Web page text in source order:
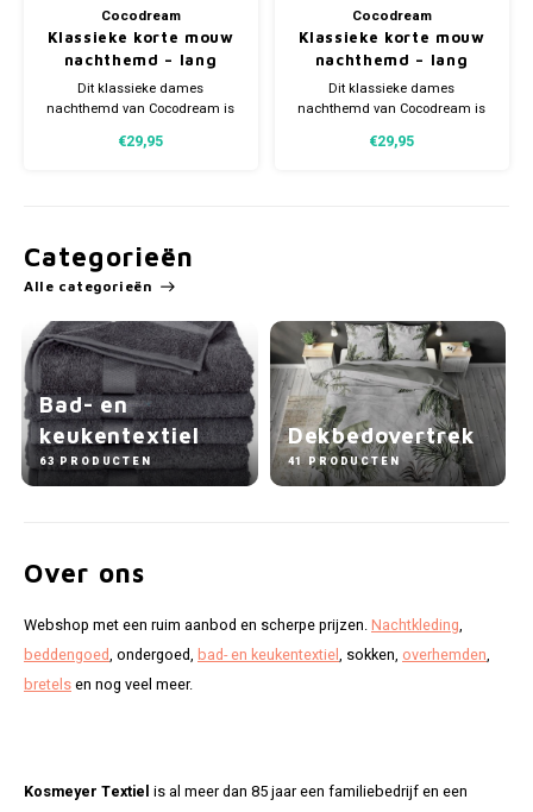
Cocodream
Klassieke korte mouw
nachthemd – lang
model – 100% katoen
Dit klassieke dames
nachthemd van Cocodream is
houdt van comfort, luchtigheid
aanvoelt op de huid.
€29,95
Cocodream
Klassieke korte mouw
nachthemd – lang
model – 100% katoen
Dit klassieke dames
nachthemd van Cocodream is
houdt van comfort, luchtigheid
€29,95
Categorieën
Alle categorieën
Bad- en
keukentextiel
63 PRODUCTEN
Dekbedovertrek
41 PRODUCTEN
Over ons
Webshop met een ruim aanbod en scherpe prijzen.Nachtkleding,
beddengoed, ondergoed, bad- en keukentextiel, sokken, overhemden,
bretelsen nog veel meer.
Kosmeyer Textiel is al meer dan 85 jaar een familiebedrijf en een